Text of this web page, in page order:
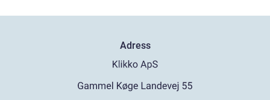
Adress